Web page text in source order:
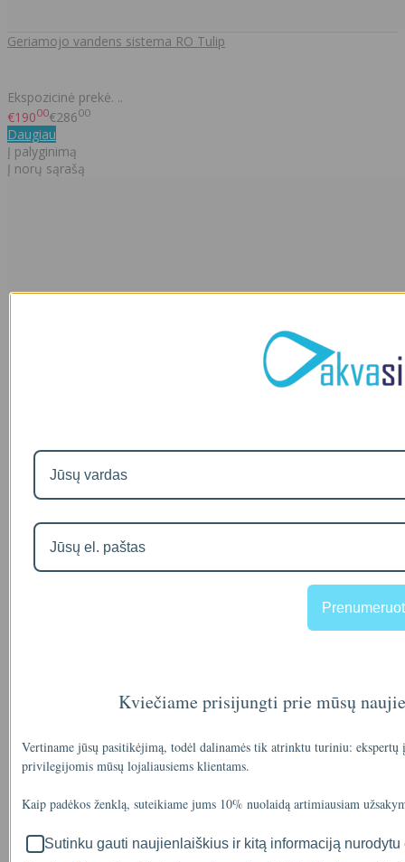
Geriamojo vandens sistema RO Tulip
Ekspozicinė prekė. ..
€19000€28600
Daugiau
Į palyginimą
Į norų sąrašą
Kviečiame prisijungti prie mūsų
Vertiname jūsų pasitikėjimą, todėl dalinamės tik atrinktu turiniu:
privilegijomis mūsų lojaliausiems klientams.
Kaip padėkos ženklą, suteikiame jums 10% nuolaidą artimiausiam
Sutinku gauti naujienlaiškius ir kitą informaciją